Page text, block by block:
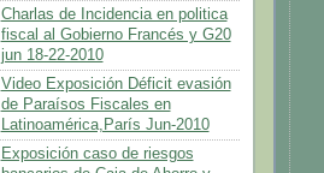
Charlas de Incidencia en politica
fiscal al Gobierno Francés y G20
jun 18-22-2010
Video Exposición Déficit evasión
de Paraísos Fiscales en
Latinoamérica,París Jun-2010
Exposición caso de riesgos